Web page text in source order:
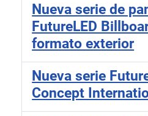
Nueva serie de
FutureLED
formato exterior
Nueva serie
Concept